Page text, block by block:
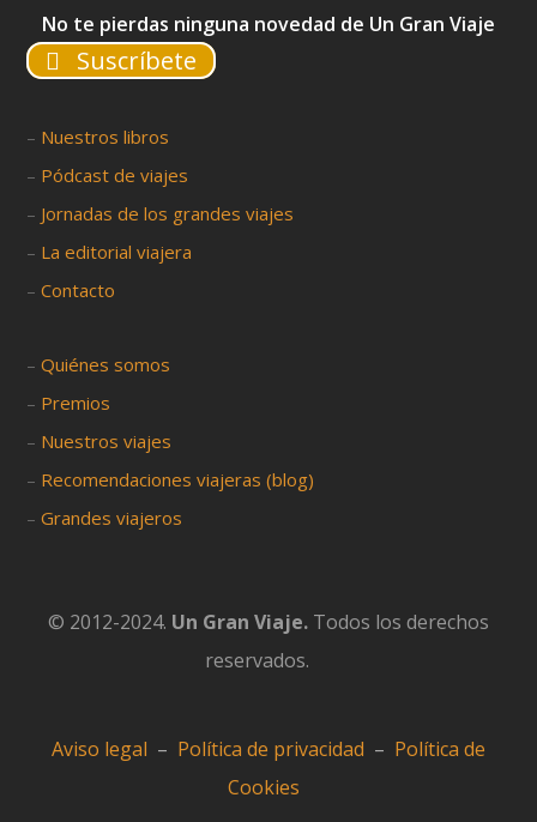
No te pierdas ninguna novedad de Un Gran Viaje
Suscríbete
– Nuestros libros
– Pódcast de viajes
– Jornadas de los grandes viajes
– La editorial viajera
–Contacto
–Quiénes somos
– Premios
– Nuestros viajes
– Recomendaciones viajeras (blog)
–Grandes viajeros
© 2012-2024. Un Gran Viaje. Todos los derechos
reservados.
Aviso legal – Política de privacidad – Política de
Cookies